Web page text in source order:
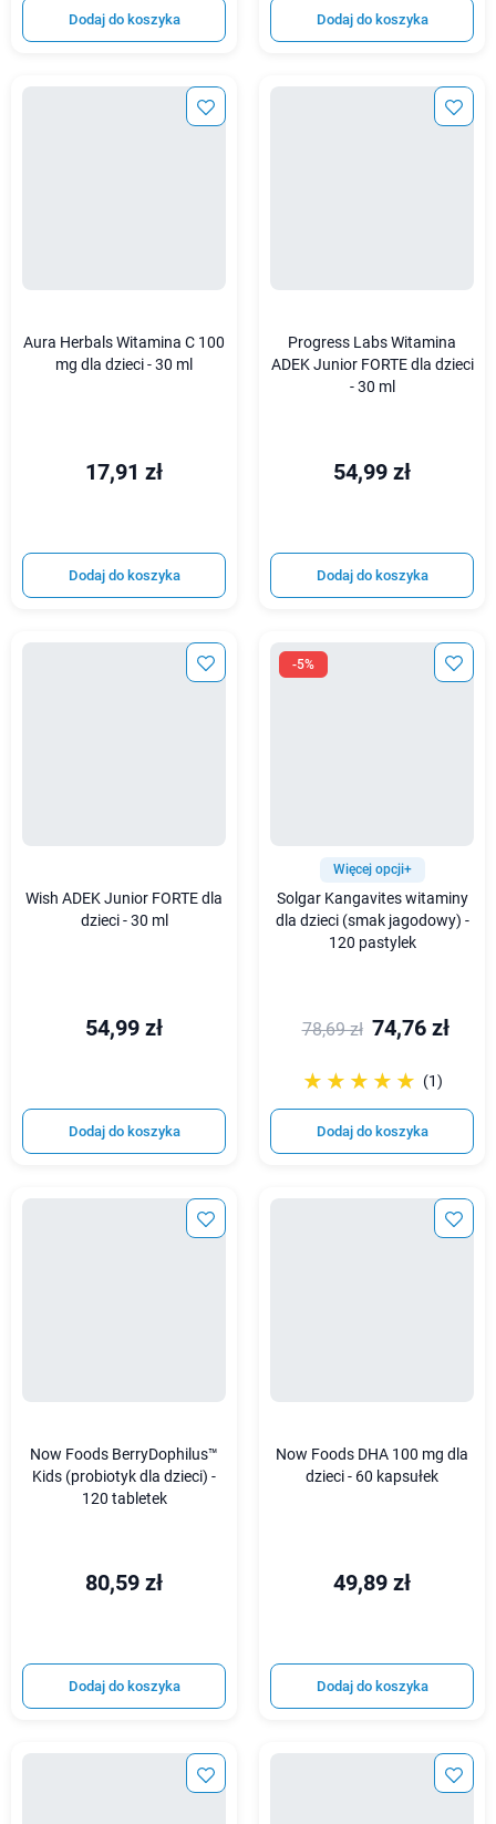
Dodaj do koszyka Dodaj do koszyka
Aura Herbals Witamina C 100
mg dla dzieci - 30 ml
17,91 zł
Dodaj do koszyka
Progress Labs Witamina
ADEK Junior FORTE dla dzieci
- 30 ml
54,99 zł
Dodaj do koszyka
Wish ADEK Junior FORTE dla
dzieci - 30 ml
54,99 zł
Dodaj do koszyka
-5%
Więcej opcji+
Solgar Kangavites witaminy
dla dzieci (smak jagodowy) -
120 pastylek
78,69 zł 74,76 zł
☆☆☆☆☆
★★★★★ (1)
Dodaj do koszyka
Now Foods BerryDophilus™
Kids (probiotyk dla dzieci) -
120 tabletek
80,59 zł
Dodaj do koszyka
Now Foods DHA 100 mg dla
dzieci - 60 kapsułek
49,89 zł
Dodaj do koszyka